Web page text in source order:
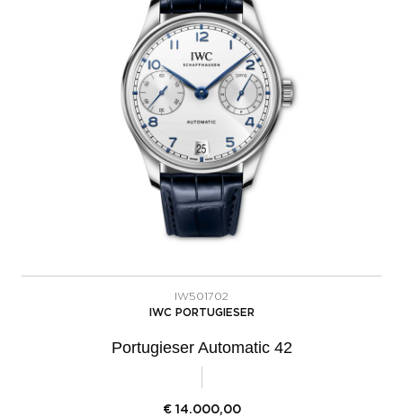
IW501702
IWC PORTUGIESER
Portugieser Automatic 42
€ 14.000,00